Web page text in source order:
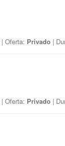
| Oferta: Privado |
| Oferta: Privado |